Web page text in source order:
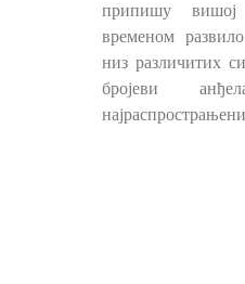
припишу
временом
низ различитих
бројеви